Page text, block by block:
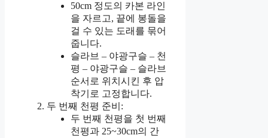
50cm 정도의 카본 라인
을 자르고, 끝에 봉돌을
걸 수 있는 도래를 묶어
줍니다.
슬라브 – 야광구슬 – 천
평 – 야광구슬 – 슬라브
순서로 위치시킨 후 압
착기로 고정합니다.
두 번째 천평 준비:
두 번째 천평을 첫 번째
천평과 25~30cm의 간